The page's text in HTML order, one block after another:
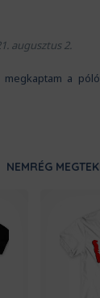
augusztus 2.
a
NEMRÉG